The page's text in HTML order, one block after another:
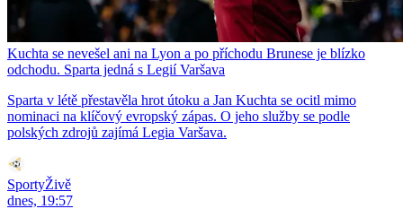
Kuchta se nevešel ani na Lyon a po příchodu Brunese je blízko
odchodu. Sparta jedná s Legií Varšava
Sparta v létě přestavěla hrot útoku a Jan Kuchta se ocitl mimo
nominaci na klíčový evropský zápas. O jeho služby se podle
polských zdrojů zajímá Legia Varšava.
SportyŽivě
dnes, 19:57